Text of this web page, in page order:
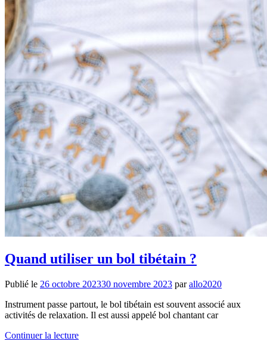
Quand utiliser un bol tibétain ?
Publié le 26 octobre 202330 novembre 2023 parallo2020
Instrument passe partout, le bol tibétain est souvent associé aux
activités de relaxation. Il est aussi appelé bol chantant car
Continuer la lecture